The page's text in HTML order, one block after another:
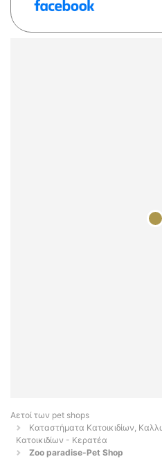
Αετοί των pet shops
Καταστήματα Κατοικιδίων,
Κατοικιδίων - Κερατέα
Zoo paradise-Pet Shop